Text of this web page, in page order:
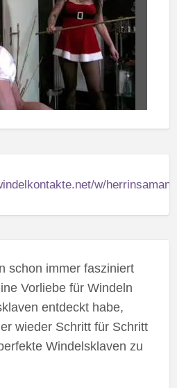
w/
schon immer fasziniert
Vorliebe für Windeln
entdeckt habe,
wieder Schritt für Schritt
Windelsklaven zu